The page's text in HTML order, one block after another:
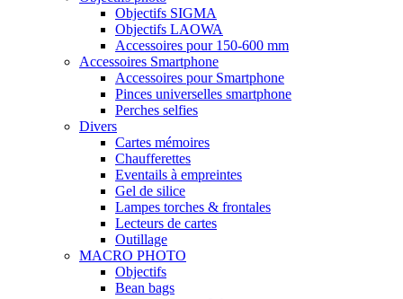
Objectifs SIGMA
Objectifs LAOWA
Accessoires pour 150-600 mm
Accessoires Smartphone
Accessoires pour Smartphone
Pinces universelles smartphone
Perches selfies
Divers
Cartes mémoires
Chaufferettes
Eventails à empreintes
Gel de silice
Lampes torches & frontales
Lecteurs de cartes
Outillage
MACRO PHOTO
Objectifs
Bean bags